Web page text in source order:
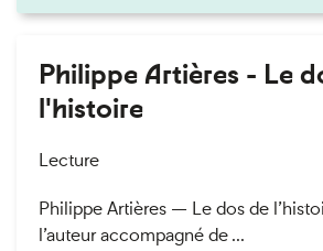
Philippe Artières - Le
l'histoire
Lecture
Philippe Artières — Le dos de
l’auteur accompagné de ...